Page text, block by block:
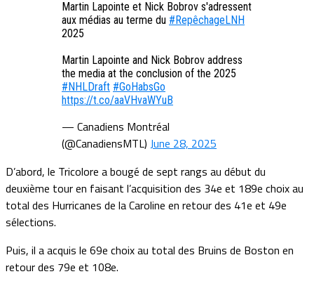
Martin Lapointe et Nick Bobrov s'adressent
aux médias au terme du #RepêchageLNH
2025
Martin Lapointe and Nick Bobrov address
the media at the conclusion of the 2025
#NHLDraft #GoHabsGo
https://t.co/aaVHvaWYuB
— Canadiens Montréal
(@CanadiensMTL) June 28, 2025
D’abord, le Tricolore a bougé de sept rangs au début du
deuxième tour en faisant l’acquisition des 34e et 189e choix au
total des Hurricanes de la Caroline en retour des 41e et 49e
sélections.
Puis, il a acquis le 69e choix au total des Bruins de Boston en
retour des 79e et 108e.